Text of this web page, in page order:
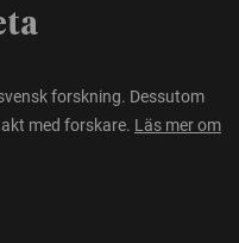
forskning. Dessutom
med forskare. Läs mer om